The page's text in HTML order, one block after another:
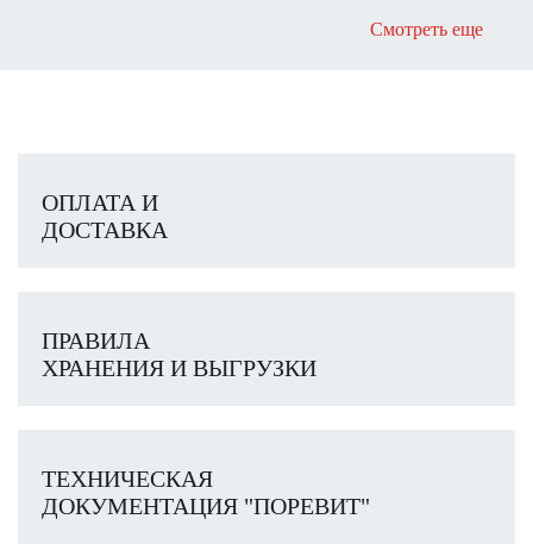
Смотреть еще
ОПЛАТА И
ДОСТАВКА
ПРАВИЛА
ХРАНЕНИЯ И ВЫГРУЗКИ
ТЕХНИЧЕСКАЯ
ДОКУМЕНТАЦИЯ "ПОРЕВИТ"